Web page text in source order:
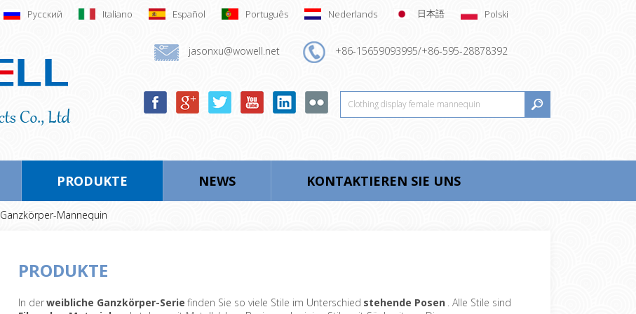
Русский Italiano Español Português Nederlands 日本語 Polski
jasonxu@wowell.net +86-15659093995/+86-595-28878392
PRODUKTE NEWS KONTAKTIEREN SIE UNS
Ganzkörper-Mannequin
PRODUKTE
In derweibliche Ganzkörper-Serie finden Sie so viele Stile im Unterschied stehende Posen . Alle Stile sind